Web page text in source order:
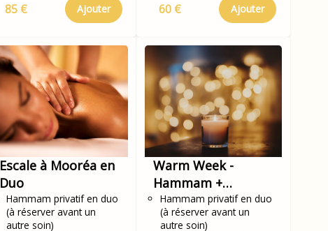
85 € Ajouter 60 € Ajouter
Escale à Mooréa en
Duo
Hammam privatif en duo
(à réserver avant un
autre soin)
Warm Week -
Hammam +
Massage au choix
50 min en Duo
Hammam privatif en duo
(à réserver avant un
autre soin)